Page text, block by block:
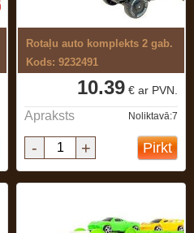
Rotaļu auto komplekts 2 gab.
Kods: 9232491
10.39 € ar PVN.
Apraksts Noliktavā:7
- + Pirkt